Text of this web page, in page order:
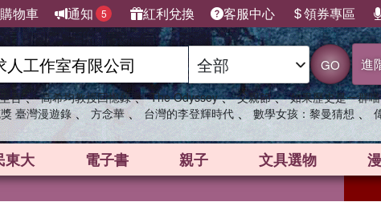
購物車 通知 5 紅利兌換 客服中心 領券專區
GO 進
吾 、 高希均教授回憶錄 、 The Odyssey 、 父親節 、 如果歷史是一群喵
臺灣漫遊錄 、 方念華 、 台灣的李登輝時代 、 數學女孩：黎曼猜想 、
東大 電子書 親子 文具選物